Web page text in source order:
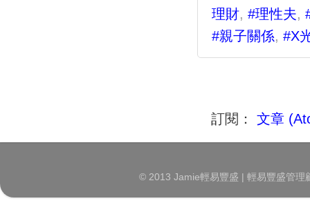
理財, #理性夫,
#親子關係, #X
訂閱： 文章
© 2013 Jamie輕易豐盛 | 輕易豐盛管